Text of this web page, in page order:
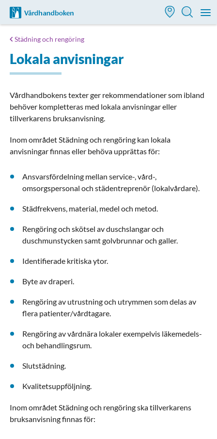
Till startsidan för Vårdhandboken
Städning och rengöring
Lokala anvisningar
Vårdhandbokens texter ger rekommendationer som ibland
behöver kompletteras med lokala anvisningar eller
tillverkarens bruksanvisning.
Inom området Städning och rengöring kan lokala
anvisningar finnas eller behöva upprättas för:
Ansvarsfördelning mellan service-, vård-,
omsorgspersonal och städentreprenör (lokalvårdare).
Städfrekvens, material, medel och metod.
Rengöring och skötsel av duschslangar och
duschmunstycken samt golvbrunnar och galler.
Identifierade kritiska ytor.
Byte av draperi.
Rengöring av utrustning och utrymmen som delas av
flera patienter/vårdtagare.
Rengöring av vårdnära lokaler exempelvis läkemedels-
och behandlingsrum.
Slutstädning.
Kvalitetsuppföljning.
Inom området Städning och rengöring ska tillverkarens
bruksanvisning finnas för: